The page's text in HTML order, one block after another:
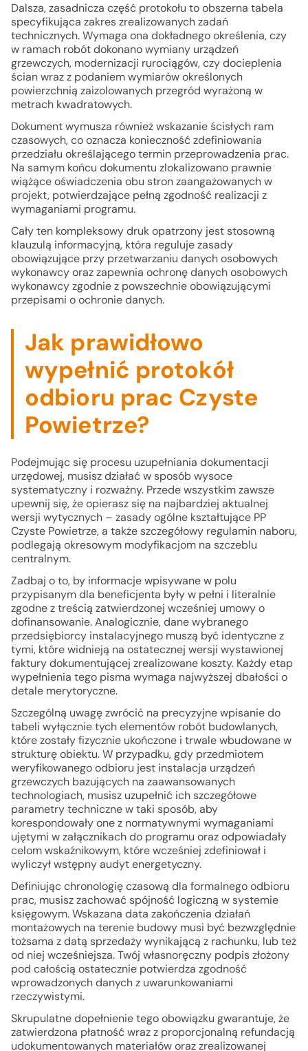
Dalsza, zasadnicza część protokołu to obszerna tabela
specyfikująca zakres zrealizowanych zadań
technicznych. Wymaga ona dokładnego określenia, czy
w ramach robót dokonano wymiany urządzeń
grzewczych, modernizacji rurociągów, czy docieplenia
ścian wraz z podaniem wymiarów określonych
powierzchnią zaizolowanych przegród wyrażoną w
metrach kwadratowych.
Dokument wymusza również wskazanie ścisłych ram
czasowych, co oznacza konieczność zdefiniowania
przedziału określającego termin przeprowadzenia prac.
Na samym końcu dokumentu zlokalizowano prawnie
wiążące oświadczenia obu stron zaangażowanych w
projekt, potwierdzające pełną zgodność realizacji z
wymaganiami programu.
Cały ten kompleksowy druk opatrzony jest stosowną
klauzulą informacyjną, która reguluje zasady
obowiązujące przy przetwarzaniu danych osobowych
wykonawcy oraz zapewnia ochronę danych osobowych
wykonawcy zgodnie z powszechnie obowiązującymi
przepisami o ochronie danych.
Jak prawidłowo
wypełnić protokół
odbioru prac Czyste
Powietrze?
Podejmując się procesu uzupełniania dokumentacji
urzędowej, musisz działać w sposób wysoce
systematyczny i rozważny. Przede wszystkim zawsze
upewnij się, że opierasz się na najbardziej aktualnej
wersji wytycznych – zasady ogólne kształtujące PP
Czyste Powietrze, a także szczegółowy regulamin naboru,
podlegają okresowym modyfikacjom na szczeblu
centralnym.
Zadbaj o to, by informacje wpisywane w polu
przypisanym dla beneficjenta były w pełni i literalnie
zgodne z treścią zatwierdzonej wcześniej umowy o
dofinansowanie. Analogicznie, dane wybranego
przedsiębiorcy instalacyjnego muszą być identyczne z
tymi, które widnieją na ostatecznej wersji wystawionej
faktury dokumentującej zrealizowane koszty. Każdy etap
wypełnienia tego pisma wymaga najwyższej dbałości o
detale merytoryczne.
Szczególną uwagę zwrócić na precyzyjne wpisanie do
tabeli wyłącznie tych elementów robót budowlanych,
które zostały fizycznie ukończone i trwale wbudowane w
strukturę obiektu. W przypadku, gdy przedmiotem
weryfikowanego odbioru jest instalacja urządzeń
grzewczych bazujących na zaawansowanych
technologiach, musisz uzupełnić ich szczegółowe
parametry techniczne w taki sposób, aby
korespondowały one z normatywnymi wymaganiami
ujętymi w załącznikach do programu oraz odpowiadały
celom wskaźnikowym, które wcześniej zdefiniował i
wyliczył wstępny audyt energetyczny.
Definiując chronologię czasową dla formalnego odbioru
prac, musisz zachować spójność logiczną w systemie
księgowym. Wskazana data zakończenia działań
montażowych na terenie budowy musi być bezwzględnie
tożsama z datą sprzedaży wynikającą z rachunku, lub też
od niej wcześniejsza. Twój własnoręczny podpis złożony
pod całością ostatecznie potwierdza zgodność
wprowadzonych danych z uwarunkowaniami
rzeczywistymi.
Skrupulatne dopełnienie tego obowiązku gwarantuje, że
zatwierdzona płatność wraz z proporcjonalną refundacją
udokumentowanych materiałów oraz zrealizowanej